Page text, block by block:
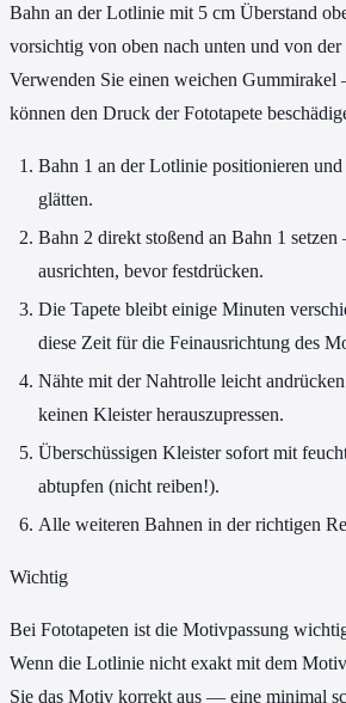
Bahn an der Lotlinie mit 5 cm Überstand
vorsichtig von oben nach unten und von
Verwenden Sie einen weichen
können den Druck der Fototapete
Bahn 1 an der Lotlinie positionieren
glätten.
Bahn 2 direkt stoßend an Bahn 1
ausrichten, bevor festdrücken.
Die Tapete bleibt einige Minuten
diese Zeit für die Feinausrichtung des
Nähte mit der Nahtrolle leicht
keinen Kleister herauszupressen.
Überschüssigen Kleister sofort mit
abtupfen (nicht reiben!).
Alle weiteren Bahnen in der richtigen
Wichtig
Bei Fototapeten ist die Motivpassung
Wenn die Lotlinie nicht exakt mit dem
Sie das Motiv korrekt aus — eine minimal